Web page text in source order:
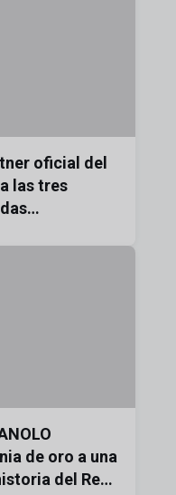
oficial del
las tres
de oro a una
del Real